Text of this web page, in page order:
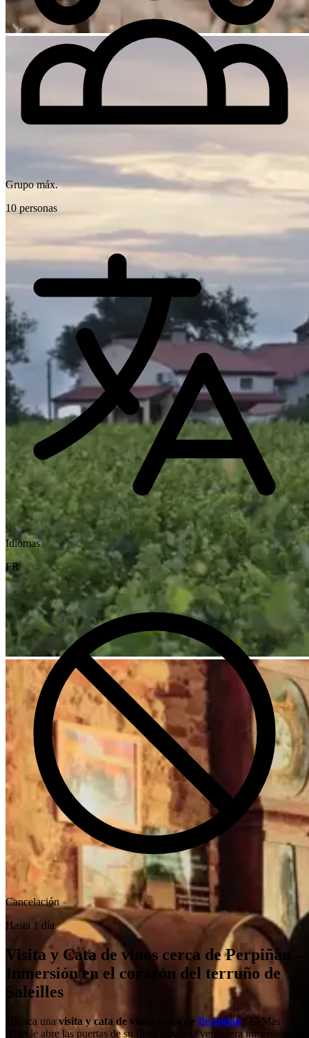
Grupo máx.
10 personas
Idiomas
FR
Cancelación
Hasta 1 día
Visita y Cata de vinos cerca de Perpiñán –
Inmersión en el corazón del terruño de
Saleilles
¿Busca una visita y cata de vinos cerca de Perpiñán? El Mas
Alart le abre las puertas de su finca para una verdadera inmersión en